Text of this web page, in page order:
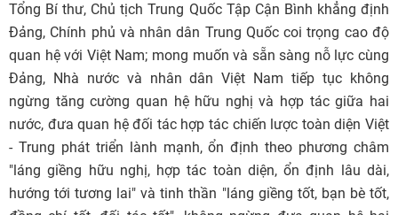
Tổng Bí thư, Chủ tịch Trung Quốc Tập Cận Bình khẳng định
Đảng, Chính phủ và nhân dân Trung Quốc coi trọng cao độ
quan hệ với Việt Nam; mong muốn và sẵn sàng nỗ lực cùng
Đảng, Nhà nước và nhân dân Việt Nam tiếp tục không
ngừng tăng cường quan hệ hữu nghị và hợp tác giữa hai
nước, đưa quan hệ đối tác hợp tác chiến lược toàn diện Việt
- Trung phát triển lành mạnh, ổn định theo phương châm
"láng giềng hữu nghị, hợp tác toàn diện, ổn định lâu dài,
hướng tới tương lai" và tinh thần "láng giềng tốt, bạn bè tốt,